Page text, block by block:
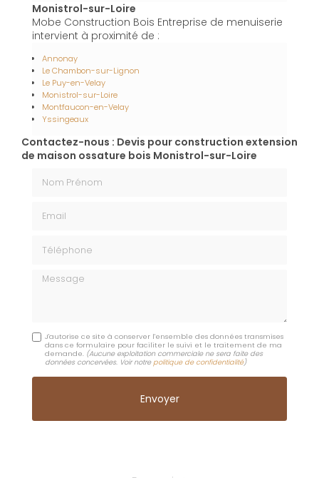
Monistrol-sur-Loire
Mobe Construction Bois Entreprise de menuiserie
intervient à proximité de :
Annonay
Le Chambon-sur-Lignon
Le Puy-en-Velay
Monistrol-sur-Loire
Montfaucon-en-Velay
Yssingeaux
Contactez-nous : Devis pour construction extension
de maison ossature bois Monistrol-sur-Loire
Message
J'autorise ce site à conserver l'ensemble des données transmises
dans ce formulaire pour faciliter le suivi et le traitement de ma
demande. (Aucune exploitation commerciale ne sera faite des
données concervées. Voir notre politique de confidentialité)